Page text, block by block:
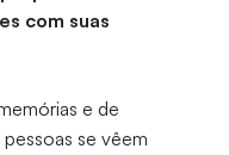
com suas
e de
se vêem